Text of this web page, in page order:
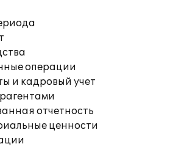
операции
и кадровый учет
отчетность
ценности